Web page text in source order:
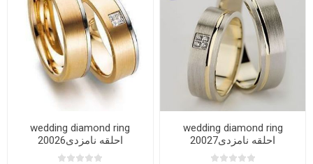
wedding diamond ring
20026احلقه نامزدی
wedding diamond ring
20027احلقه نامزدی